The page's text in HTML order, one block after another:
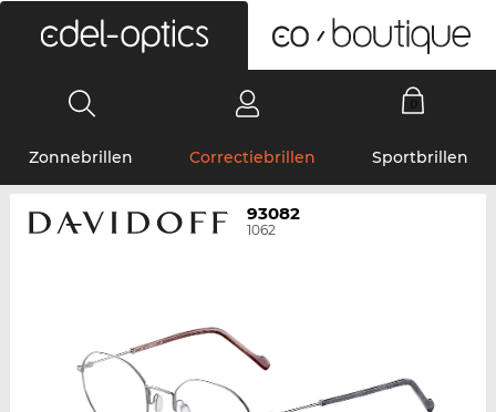
Zonnebrillen Correctiebrillen Sportbrillen
93082
1062